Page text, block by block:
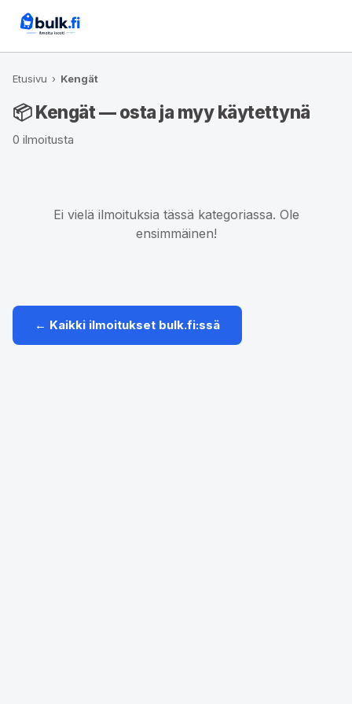
Etusivu › Kengät
📦 Kengät — osta ja myy käytettynä
0 ilmoitusta
Ei vielä ilmoituksia tässä kategoriassa. Ole
ensimmäinen!
← Kaikki ilmoitukset bulk.fi:ssä